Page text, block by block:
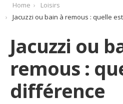
Home
Loisirs
Jacuzzi ou bain à remous : quelle
Jacuzzi ou
remous :
différence